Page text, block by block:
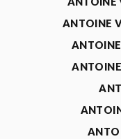
ANTOINE